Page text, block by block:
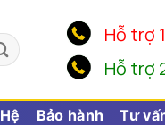
Hỗ trợ
Hỗ trợ
Bảo hành Tư